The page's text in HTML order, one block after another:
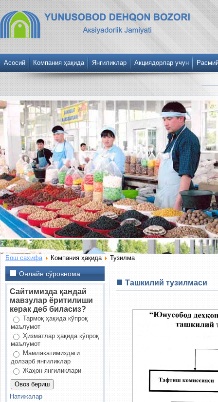
Асосий Компания ҳақида Янгиликлар Акциядорлар учун
Бош сахифа Компания ҳақида Тузилма
Онлайн сўровнома
Сайтимизда қандай
мавзулар ёритилиши
керак деб биласиз?
Тармоқ ҳақида кўпроқ
маълумот
Ҳизматлар ҳақида кўпроқ
маълумот
Мамлакатимиздаги
долзарб янгиликлар
Жаҳон янгиликлари
Натижалар
Ташкилий тузилмаси